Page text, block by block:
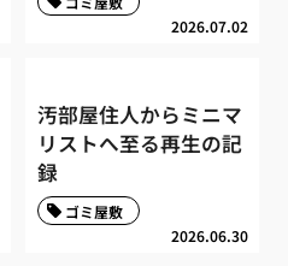
2026.07.02
汚部屋住人からミニマ
リストへ至る再生の記
録
2026.06.30
ゴミ屋敷